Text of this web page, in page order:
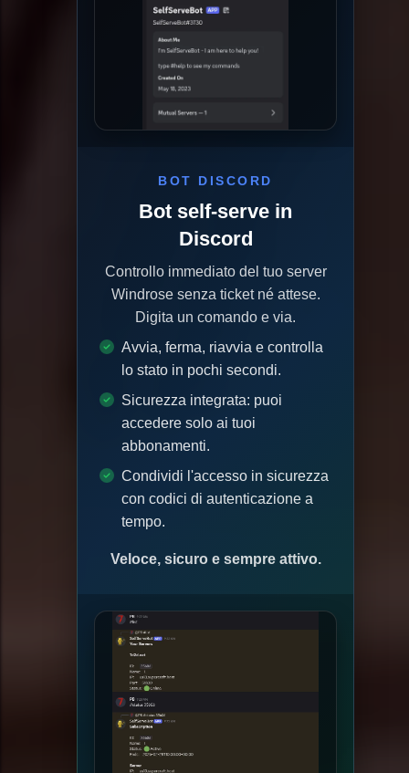
BOT DISCORD
Bot self-serve in
Discord
Controllo immediato del tuo server
Windrose senza ticket né attese.
Digita un comando e via.
Avvia, ferma, riavvia e controlla
lo stato in pochi secondi.
Sicurezza integrata: puoi
accedere solo ai tuoi
abbonamenti.
Condividi l'accesso in sicurezza
con codici di autenticazione a
tempo.
Veloce, sicuro e sempre attivo.